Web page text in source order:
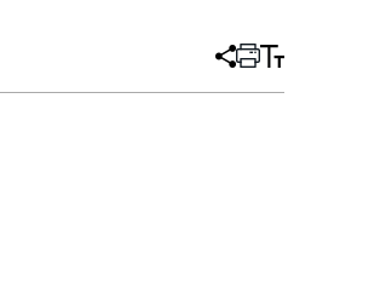
分
文
打 调
大